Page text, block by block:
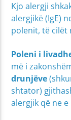
Kjo alergji
alergjikë (IgE)
polenit, të cilët
Poleni i
më i
drunjëve
shtator)
alergjik që ne